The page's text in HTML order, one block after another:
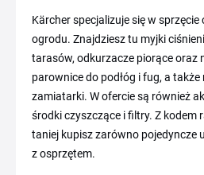
Kärcher specjalizuje się w
ogrodu. Znajdziesz tu myjki
tarasów, odkurzacze piorące oraz
parownice do podłóg i fug, a także
zamiatarki. W ofercie są również
środki czyszczące i filtry. Z kodem
taniej kupisz zarówno pojedyncze
z osprzętem.